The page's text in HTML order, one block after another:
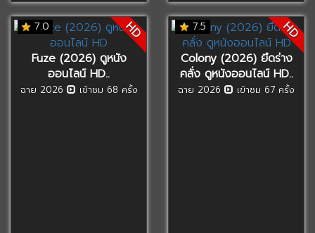
7.0 HD
Fuze (2026) ดูหนัง
ออนไลน์ HD..
ฉาย 2026 เข้าชม 68 ครั้ง
7.5 HD
Colony (2026) ยึดร่าง
คลั่ง ดูหนังออนไลน์ HD..
ฉาย 2026 เข้าชม 67 ครั้ง